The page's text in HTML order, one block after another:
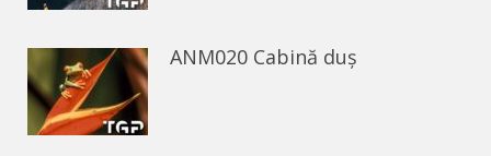
ANM020 Cabină duș